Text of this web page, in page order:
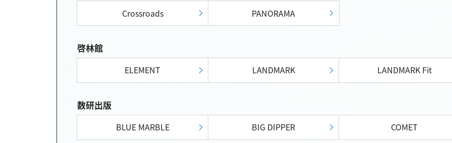
Crossroads PANORAMA
啓林館
ELEMENT LANDMARK LANDMARK Fit
数研出版
BLUE MARBLE BIG DIPPER COMET